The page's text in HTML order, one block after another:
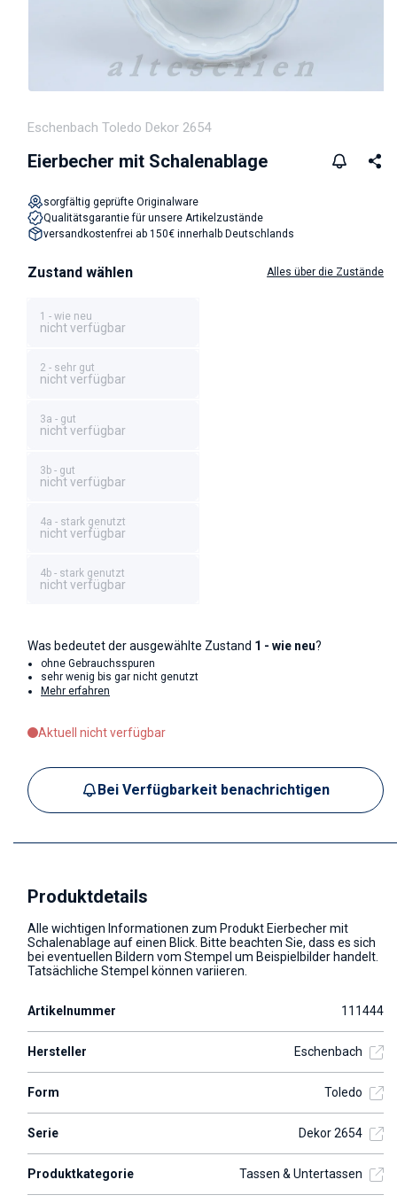
Eschenbach Toledo Dekor 2654
Eierbecher mit Schalenablage
sorgfältig geprüfte Originalware
Qualitätsgarantie für unsere Artikelzustände
versandkostenfrei ab 150€ innerhalb Deutschlands
Zustand wählen Alles über die Zustände
1 - wie neu
nicht verfügbar
2 - sehr gut
nicht verfügbar
3a - gut
nicht verfügbar
3b - gut
nicht verfügbar
4a - stark genutzt
nicht verfügbar
4b - stark genutzt
nicht verfügbar
Was bedeutet der ausgewählte Zustand 1 - wie neu?
ohne Gebrauchsspuren
sehr wenig bis gar nicht genutzt
Mehr erfahren
Aktuell nicht verfügbar
Bei Verfügbarkeit benachrichtigen
Produktdetails
Alle wichtigen Informationen zum Produkt Eierbecher mit
Schalenablage auf einen Blick. Bitte beachten Sie, dass es sich
bei eventuellen Bildern vom Stempel um Beispielbilder handelt.
Tatsächliche Stempel können variieren.
Artikelnummer 111444
Hersteller Eschenbach
Form Toledo
Serie Dekor 2654
Produktkategorie Tassen & Untertassen